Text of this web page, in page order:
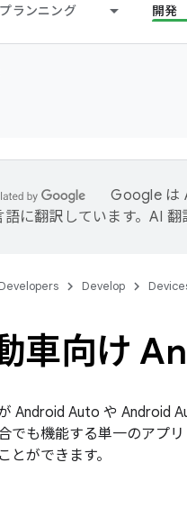
ランニング 開発
Google は
語に翻訳しています。AI 翻
Develop
車向け
Android Auto や Android
でも機能する単一のアプ
とができます。